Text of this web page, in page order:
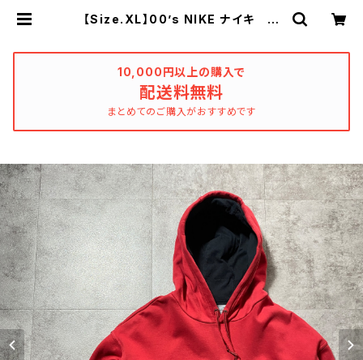
【Size.XL】00’s NIKE ナイキ 刺
atharsis
10,000円以上の購入で
配送料無料
まとめてのご購入がおすすめです